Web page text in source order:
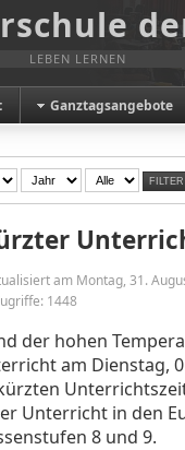
LEBEN LERNEN
Ganztagsangebote
FILTER
am Montag, 31.
1448
der hohen
am Dienstag,
Unterricht in den
8 und 9.